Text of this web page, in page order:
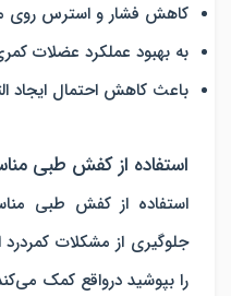
کاهش فشار و استرس روی
به بهبود عملکرد عضلات
باعث کاهش احتمال ایجاد
استفاده از کفش طبی
استفاده از کفش طبی
جلوگیری از مشکلات
را بپوشید درواقع کمک